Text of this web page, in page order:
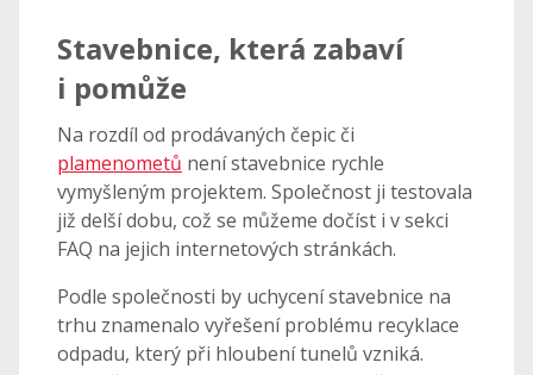
Stavebnice, která zabaví
i pomůže
Na rozdíl od prodávaných čepic či
plamenometů není stavebnice rychle
vymyšleným projektem. Společnost ji testovala
již delší dobu, což se můžeme dočíst i v sekci
FAQ na jejich internetových stránkách.
Podle společnosti by uchycení stavebnice na
trhu znamenalo vyřešení problému recyklace
odpadu, který při hloubení tunelů vzniká.